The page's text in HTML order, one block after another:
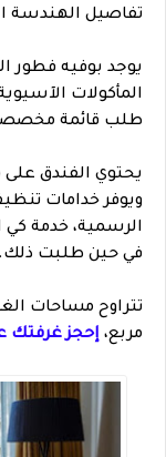
تفاصيل الهندسة
يوجد بوفيه
المأكولات
طلب قائمة
يحتوي الفندق
ويوفر خدامات
الرسمية، خدمة
في حين طلبت ذلك.
مربع، إحجز غرفتك